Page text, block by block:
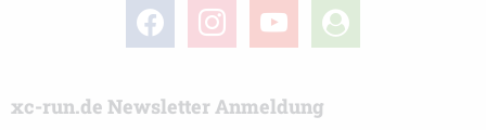
facebook instagramyoutube
user-
circle
xc-run.de Newsletter Anmeldung